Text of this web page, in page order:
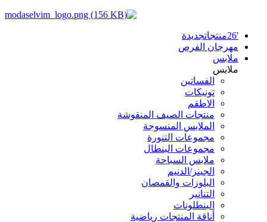
'26منتجاتجديدة
مهرجان الفرص
ملابس
ملابس
الفساتين
تونيكات
الاطقم
منتجات الصيف المنقوشة
الملابس المنسوجة
مجموعات التنورة
مجموعات البنطال
ملابس السباحة
الجينز/الدنيم
البلوزات والقمصان
التنانير
البنطلونات
أناقة المنتجات رياضية